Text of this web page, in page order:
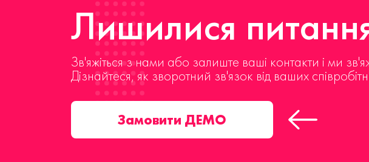
Лишилися
Зв'яжіться з нами або залиште ваші контакти і ми
Дізнайтеся, як зворотний зв'язок від ваших
Замовити ДЕМО